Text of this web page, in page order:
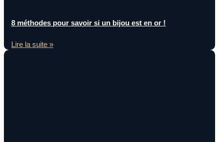
8 méthodes pour savoir si un bijou est en or !
Lire la suite »